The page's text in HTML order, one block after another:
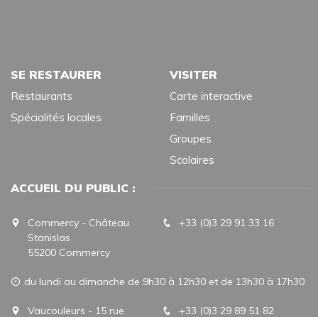
SE RESTAURER
Restaurants
Spécialités locales
VISITER
Carte interactive
Familles
Groupes
Scolaires
ACCUEIL DU PUBLIC :
Commercy - Château
Stanislas
55200 Commercy
+33 (0)3 29 91 33 16
du lundi au dimanche de 9h30 à 12h30 et de 13h30 à 17h30
Vaucouleurs - 15 rue +33 (0)3 29 89 51 82